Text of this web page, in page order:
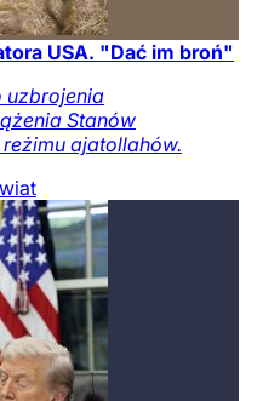
USA. "Dać im broń"
uzbrojenia
Stanów
ajatollahów.